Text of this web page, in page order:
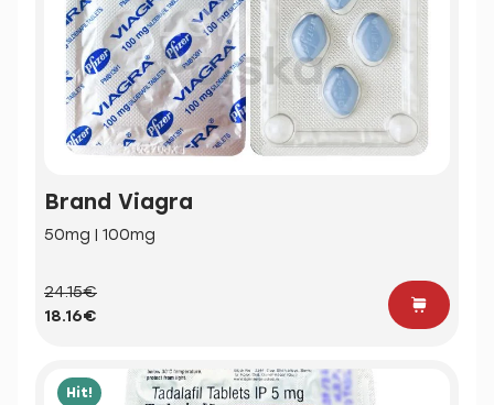
Brand Viagra
50mg | 100mg
24.15€
18.16€
Hit!